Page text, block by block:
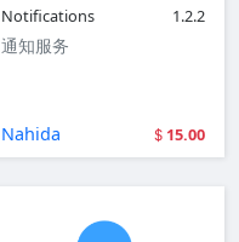
Notifications 1.2.2
通知服务
Nahida 15.00